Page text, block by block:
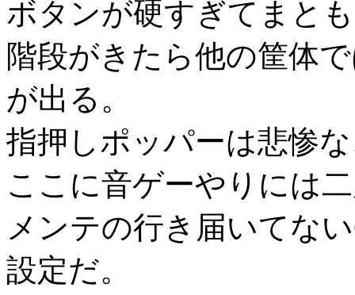
ボタンが硬すぎてまと
階段がきたら他の筐体
が出る。
指押しポッパーは悲惨
ここに音ゲーやりには
メンテの行き届いてな
設定だ。